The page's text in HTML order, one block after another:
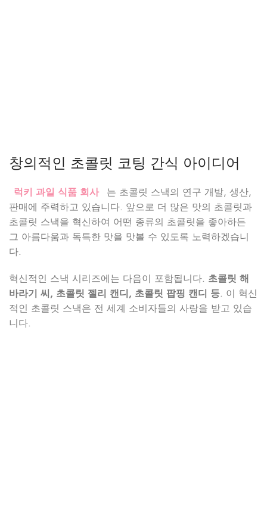
창의적인 초콜릿 코팅 간식 아이디어
럭키 과일 식품 회사
는 초콜릿 스낵의 연구 개발, 생산,
판매에 주력하고 있습니다. 앞으로 더 많은 맛의 초콜릿과
초콜릿 스낵을 혁신하여 어떤 종류의 초콜릿을 좋아하든
그 아름다움과 독특한 맛을 맛볼 수 있도록 노력하겠습니
다.
혁신적인 스낵 시리즈에는 다음이 포함됩니다. 초콜릿 해
바라기 씨, 초콜릿 젤리 캔디, 초콜릿 팝핑 캔디 등. 이 혁신
적인 초콜릿 스낵은 전 세계 소비자들의 사랑을 받고 있습
니다.